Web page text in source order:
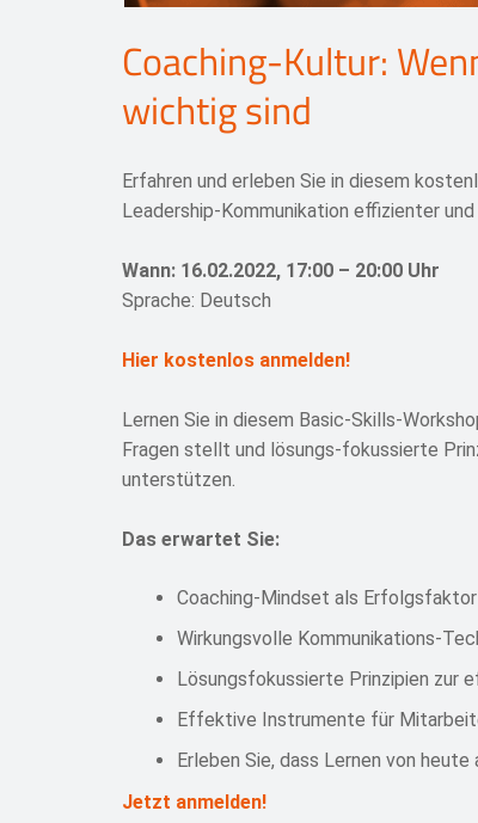
Coaching-Kultur:
wichtig sind
Erfahren und erleben Sie in diesem
Leadership-Kommunikation effizienter
Wann: 16.02.2022, 17:00 – 20:00 Uhr
Sprache: Deutsch
Hier kostenlos anmelden!
Lernen Sie in diesem Basic-Skills-
Fragen stellt und lösungs-fokussierte
unterstützen.
Das erwartet Sie:
Coaching-Mindset als
Wirkungsvolle Kommunikations-
Lösungsfokussierte Prinzipien zur
Effektive Instrumente für
Erleben Sie, dass Lernen von heute
Jetzt anmelden!